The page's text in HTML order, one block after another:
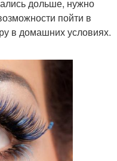
дольше, нужно
пойти в
в домашних условиях.